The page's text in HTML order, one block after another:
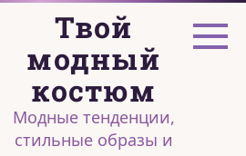
Твой
модный
костюм
Модные тенденции,
стильные образы и